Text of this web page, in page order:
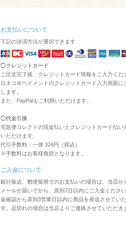
お支払いについて
下記の決済方法が選択できます
◯クレジットカード
ご注文完了後、クレジットカード情報をご入力くだ
ロネコ＠ペイメントのクレジットカード入力画面に
します。
また、PayPalもご利用いただけます。
◯代金引換
宅急便コレクトの現金払いとクレジットカード払い
いただけます。
代引手数料：一律 324円（税込）
※手数料はお客様負担となります。
ご入金について
銀行振込、郵便振替でのお支払いの場合は、当店か
メールが届いてから、原則7日以内にご入金くださ
金確認から原則3営業日以内に商品を発送させてい
す。品切れの場合は当店よりご連絡させていただき